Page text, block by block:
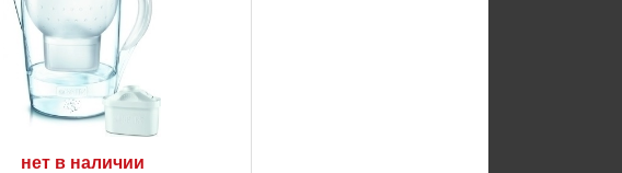
нет в наличии